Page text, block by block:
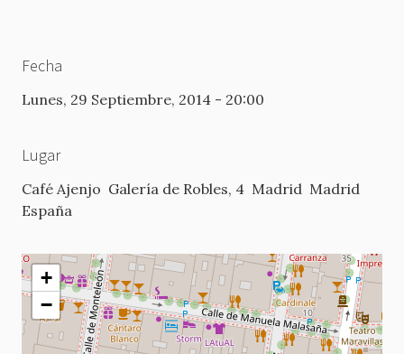
Fecha
Lunes, 29 Septiembre, 2014 - 20:00
Lugar
Café Ajenjo Galería de Robles, 4 Madrid Madrid
España
+
−